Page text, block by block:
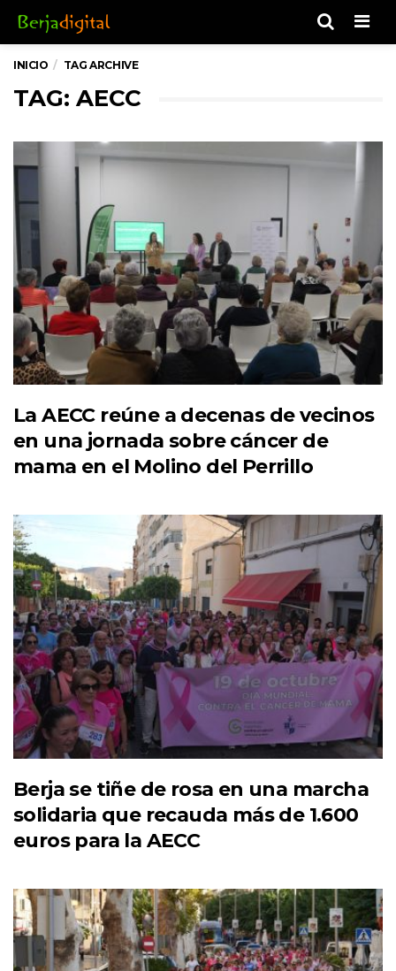
INICIO TAG ARCHIVE
TAG: AECC
La AECC reúne a decenas de vecinos
en una jornada sobre cáncer de
mama en el Molino del Perrillo
Berja se tiñe de rosa en una marcha
solidaria que recauda más de 1.600
euros para la AECC